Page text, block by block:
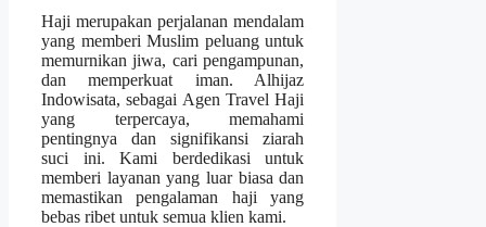
Haji merupakan perjalanan mendalam
yang memberi Muslim peluang untuk
memurnikan jiwa, cari pengampunan,
dan memperkuat iman. Alhijaz
Indowisata, sebagai Agen Travel Haji
yang terpercaya, memahami
pentingnya dan signifikansi ziarah
suci ini. Kami berdedikasi untuk
memberi layanan yang luar biasa dan
memastikan pengalaman haji yang
bebas ribet untuk semua klien kami.